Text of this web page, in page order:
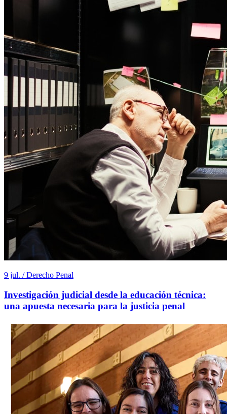
9 jul. / Derecho Penal
Investigación judicial desde la educación técnica:
una apuesta necesaria para la justicia penal